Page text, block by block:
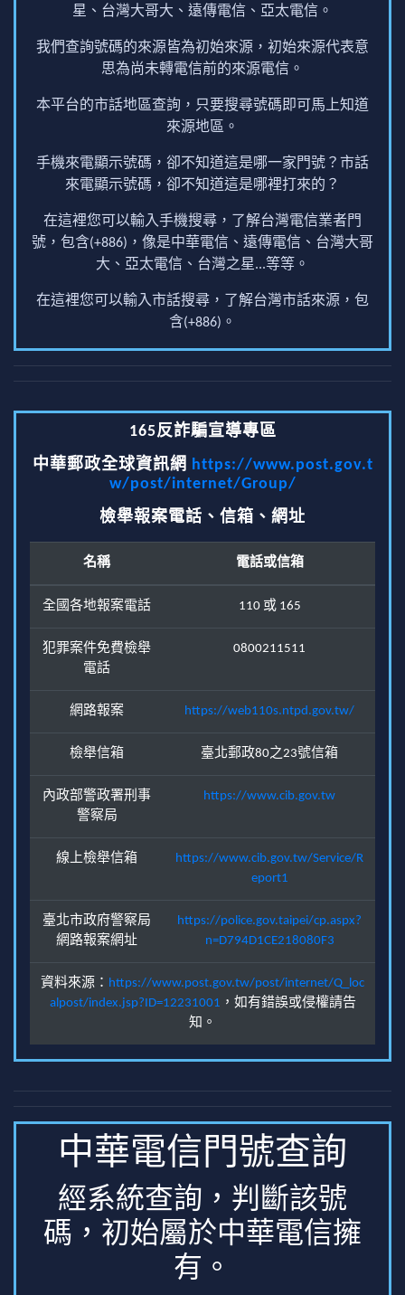
星、台灣大哥大、遠傳電信、亞太電信。
我們查詢號碼的來源皆為初始來源，初始來源代表意
思為尚未轉電信前的來源電信。
本平台的市話地區查詢，只要搜尋號碼即可馬上知道
來源地區。
手機來電顯示號碼，卻不知道這是哪一家門號？市話
來電顯示號碼，卻不知道這是哪裡打來的？
在這裡您可以輸入手機搜尋，了解台灣電信業者門
號，包含(+886)，像是中華電信、遠傳電信、台灣大哥
大、亞太電信、台灣之星...等等。
在這裡您可以輸入市話搜尋，了解台灣市話來源，包
含(+886)。
165反詐騙宣導專區
中華郵政全球資訊網 https://www.post.gov.t
w/post/internet/Group/
檢舉報案電話、信箱、網址
名稱 電話或信箱
全國各地報案電話 110 或 165
犯罪案件免費檢舉
電話
0800211511
網路報案 https://web110s.ntpd.gov.tw/
檢舉信箱 臺北郵政80之23號信箱
內政部警政署刑事
警察局
https://www.cib.gov.tw
線上檢舉信箱
https://www.cib.gov.tw/Service/R
eport1
臺北市政府警察局
網路報案網址
https://police.gov.taipei/cp.aspx?
n=D794D1CE218080F3
資料來源： https://www.post.gov.tw/post/internet/Q_loc
alpost/index.jsp?ID=12231001 ，如有錯誤或侵權請告
知。
中華電信門號查詢
經系統查詢，判斷該號
碼，初始屬於中華電信擁
有。